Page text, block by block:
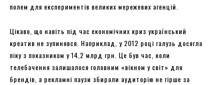
полем для експериментів великих мережевих агенцій.
Цікаво, що навіть під час економічних криз український
креатив не зупинявся. Наприклад, у 2012 році галузь досягла
піку з показником у 14,2 млрд грн. Це був час, коли
телебачення залишалося головним «вікном у світ» для
брендів, а рекламні паузи збирали аудиторію не гірше за